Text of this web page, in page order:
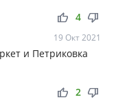
thumb_up thumb_down
4
19 Окт 2021
и Петриковка
thumb_up thumb_down
2